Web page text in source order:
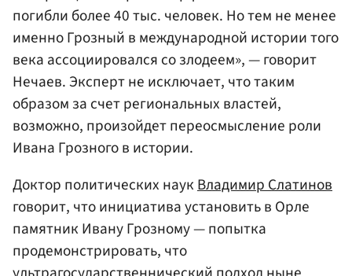
погибли более 40 тыс. человек. Но тем не менее
именно Грозный в международной истории того
века ассоциировался со злодеем», — говорит
Нечаев. Эксперт не исключает, что таким
образом за счет региональных властей,
возможно, произойдет переосмысление роли
Ивана Грозного в истории.
Доктор политических наукВладимир Слатинов
говорит, что инициатива установить в Орле
памятник Ивану Грозному — попытка
продемонстрировать, что